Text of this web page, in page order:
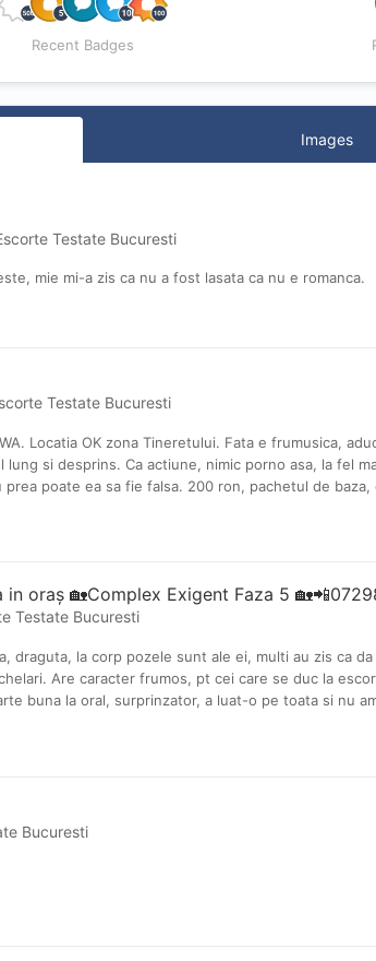
Recent Badges
Images
Testate Bucuresti
mie mi-a zis ca nu a fost lasata ca nu e romanca.
Testate Bucuresti
Locatia OK zona Tineretului. Fata e frumusica,
si desprins. Ca actiune, nimic porno asa, la fel
poate ea sa fie falsa. 200 ron, pachetul de
in oraș 🏡Complex Exigent Faza 5
Testate Bucuresti
draguta, la corp pozele sunt ale ei, multi au zis ca
Are caracter frumos, pt cei care se duc la
buna la oral, surprinzator, a luat-o pe toata si nu
Bucuresti